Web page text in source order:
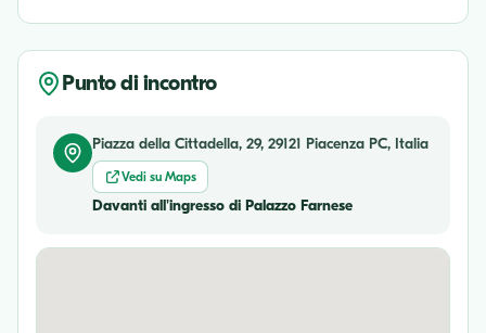
Punto di incontro
Piazza della Cittadella, 29, 29121 Piacenza PC, Italia
Vedi su Maps
Davanti all'ingresso di Palazzo Farnese